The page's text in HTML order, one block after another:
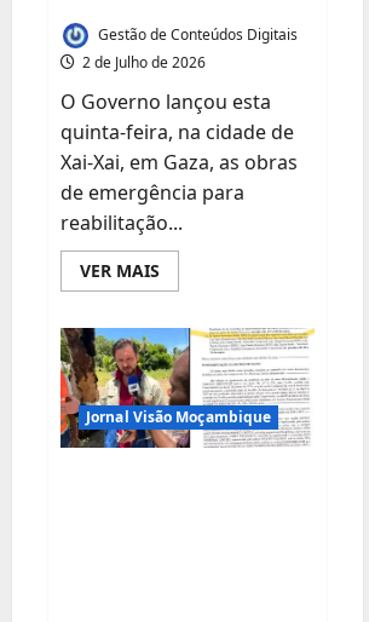
Gestão de Conteúdos Digitais
2 de Julho de 2026
O Governo lançou esta
quinta-feira, na cidade de
Xai-Xai, em Gaza, as obras
de emergência para
reabilitação...
VER MAIS
mais
lança
obras
de
reabilitação
de
diques
em
três
Jornal Visão Moçambique